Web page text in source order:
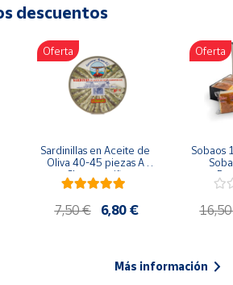
descuentos
Oferta
Sardinillas en Aceite de
Oliva 40-45 piezas A
Churrusquiña
7,50 € 6,80 €
Oferta
Sobaos
Más información